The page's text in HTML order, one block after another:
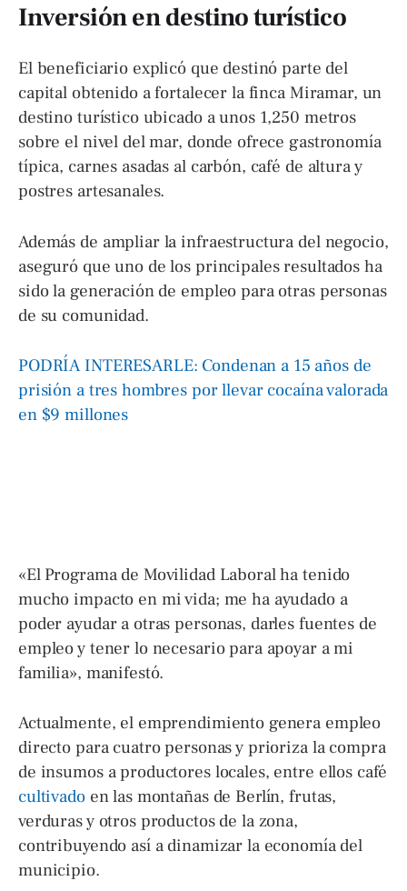
Inversión en destino turístico
El beneficiario explicó que destinó parte del
capital obtenido a fortalecer la finca Miramar, un
destino turístico ubicado a unos 1,250 metros
sobre el nivel del mar, donde ofrece gastronomía
típica, carnes asadas al carbón, café de altura y
postres artesanales.
Además de ampliar la infraestructura del negocio,
aseguró que uno de los principales resultados ha
sido la generación de empleo para otras personas
de su comunidad.
PODRÍA INTERESARLE: Condenan a 15 años de
prisión a tres hombres por llevar cocaína valorada
en $9 millones
«El Programa de Movilidad Laboral ha tenido
mucho impacto en mi vida; me ha ayudado a
poder ayudar a otras personas, darles fuentes de
empleo y tener lo necesario para apoyar a mi
familia», manifestó.
Actualmente, el emprendimiento genera empleo
directo para cuatro personas y prioriza la compra
de insumos a productores locales, entre ellos café
cultivado en las montañas de Berlín, frutas,
verduras y otros productos de la zona,
contribuyendo así a dinamizar la economía del
municipio.